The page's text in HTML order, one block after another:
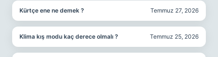
Kürtçe ene ne demek ? Temmuz 27, 2026
Klima kış modu kaç derece olmalı ? Temmuz 25, 2026